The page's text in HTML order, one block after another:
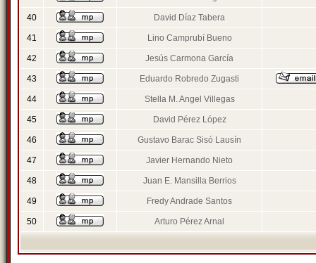
40 David Díaz Tabera
41 Lino Camprubí Bueno
42 Jesús Carmona García
43 Eduardo Robredo Zugasti
44 Stella M. Angel Villegas
45 David Pérez López
46 Gustavo Barac Sisó Lausín
47 Javier Hernando Nieto
48 Juan E. Mansilla Berrios
49 Fredy Andrade Santos
50 Arturo Pérez Arnal